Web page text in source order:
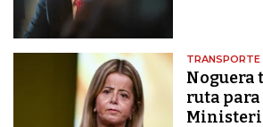
TRANSPORTE
Noguera
ruta para